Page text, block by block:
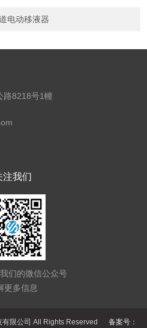
电动移液器
路8218号1幢
注我们
们的微信公众号
更多信息
有限公司 All Rights Reserved 备案号：